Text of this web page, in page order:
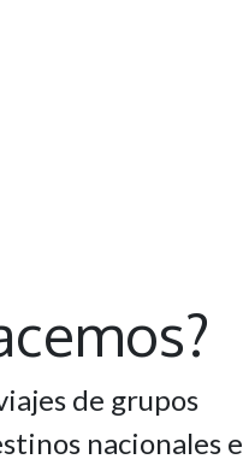
de grupos
nacionales e